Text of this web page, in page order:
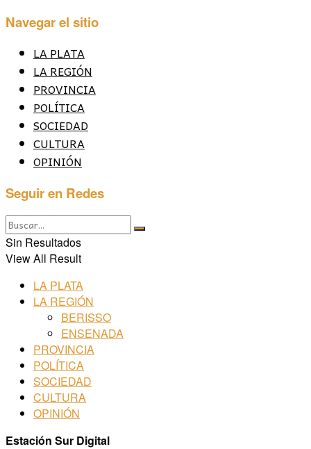
Navegar el sitio
LA PLATA
LA REGIÓN
PROVINCIA
POLÍTICA
SOCIEDAD
CULTURA
OPINIÓN
Seguir en Redes
Sin Resultados
View All Result
LA PLATA
LA REGIÓN
BERISSO
ENSENADA
PROVINCIA
POLÍTICA
SOCIEDAD
CULTURA
OPINIÓN
Estación Sur Digital